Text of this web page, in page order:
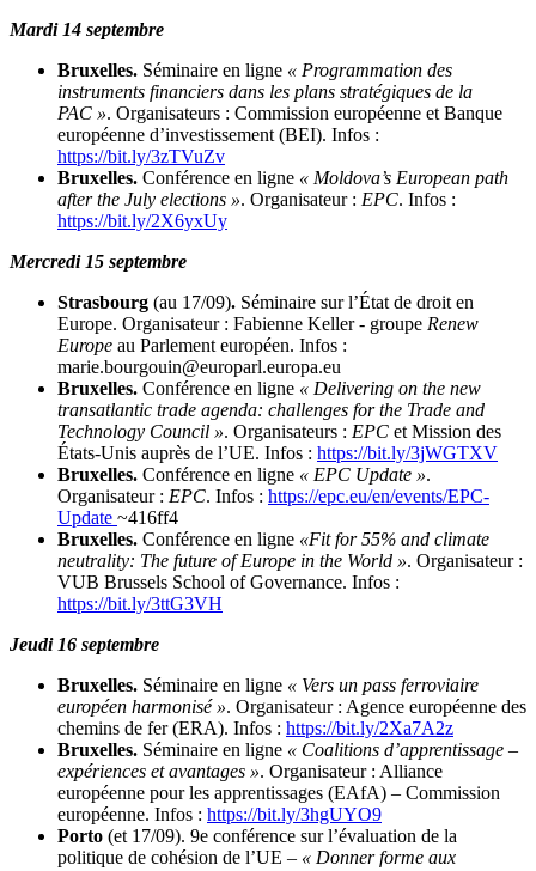
Mardi 14 septembre
Bruxelles. Séminaire en ligne « Programmation des
instruments financiers dans les plans stratégiques de la
PAC ». Organisateurs : Commission européenne et Banque
européenne d’investissement (BEI). Infos :
https://bit.ly/3zTVuZv
Bruxelles. Conférence en ligne « Moldova’s European path
after the July elections ». Organisateur : EPC. Infos :
https://bit.ly/2X6yxUy
Mercredi 15 septembre
Strasbourg (au 17/09). Séminaire sur l’État de droit en
Europe. Organisateur : Fabienne Keller - groupe Renew
Europe au Parlement européen. Infos :
marie.bourgouin@europarl.europa.eu
Bruxelles. Conférence en ligne « Delivering on the new
transatlantic trade agenda: challenges for the Trade and
Technology Council ». Organisateurs : EPC et Mission des
États-Unis auprès de l’UE. Infos : https://bit.ly/3jWGTXV
Bruxelles. Conférence en ligne « EPC Update ».
Organisateur : EPC. Infos : https://epc.eu/en/events/EPC-
Update ~416ff4
Bruxelles. Conférence en ligne «Fit for 55% and climate
neutrality: The future of Europe in the World ». Organisateur :
VUB Brussels School of Governance. Infos :
https://bit.ly/3ttG3VH
Jeudi 16 septembre
Bruxelles. Séminaire en ligne « Vers un pass ferroviaire
européen harmonisé ». Organisateur : Agence européenne des
chemins de fer (ERA). Infos : https://bit.ly/2Xa7A2z
Bruxelles. Séminaire en ligne « Coalitions d’apprentissage –
expériences et avantages ». Organisateur : Alliance
européenne pour les apprentissages (EAfA) – Commission
européenne. Infos : https://bit.ly/3hgUYO9
Porto (et 17/09). 9e conférence sur l’évaluation de la
politique de cohésion de l’UE – « Donner forme aux